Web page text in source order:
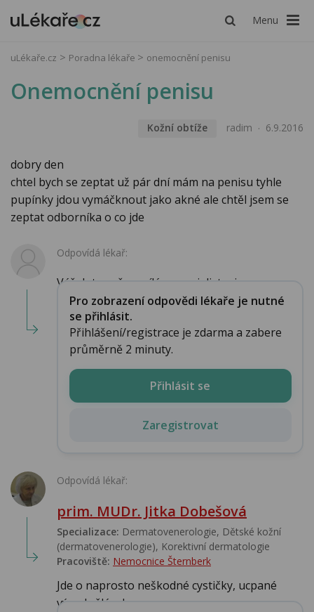
Menu
uLékaře.cz Poradna lékaře onemocnění penisu
Onemocnění penisu
Kožní obtíže radim 6.9.2016
dobry den
chtel bych se zeptat už pár dní mám na penisu tyhle
pupínky jdou vymáčknout jako akné ale chtěl jsem se
zeptat odborníka o co jde
Odpovídá lékař:
Váš dotaz přeposílám specialistovi...
Pro zobrazení odpovědi lékaře je nutné
se přihlásit.
Přihlášení/registrace je zdarma a zabere
průměrně 2 minuty.
Přihlásit se
Zaregistrovat
Odpovídá lékař:
prim. MUDr. Jitka Dobešová
Specializace: Dermatovenerologie, Dětské kožní
(dermatovenerologie), Korektivní dermatologie
Pracoviště: Nemocnice Šternberk
Jde o naprosto neškodné cystičky, ucpané
vývody žlázek...